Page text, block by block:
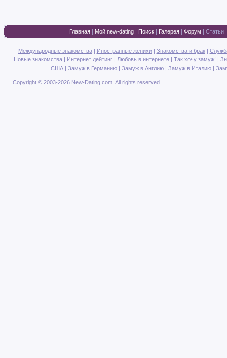
Главная | Мой new-dating | Поиск | Галерея | Форум | Статьи
Международные знакомства| Иностранные женихи| Знакомства и брак|
Новые знакомства| Интернет дейтинг| Любовь в интернете| Так хочу замуж! |
США | Замуж в Германию | Замуж в Англию | Замуж в Италию |
Copyright © 2003-2026 New-Dating.com. All rights reserved.